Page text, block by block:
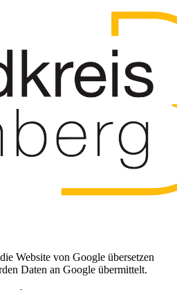
Website von Google übersetzen
Daten an Google übermittelt.